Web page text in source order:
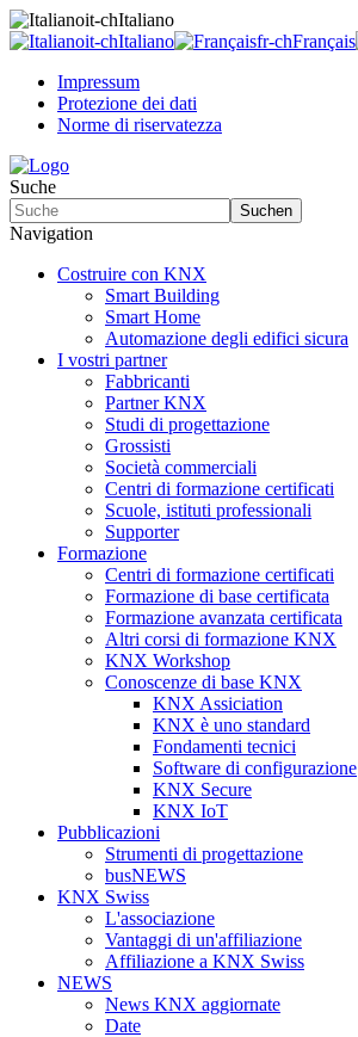
it-chItaliano
it-chItaliano fr-chFrançais
Impressum
Protezione dei dati
Norme di riservatezza
Suche
Suchen
Navigation
Costruire con KNX
Smart Building
Smart Home
Automazione degli edifici sicura
I vostri partner
Fabbricanti
Partner KNX
Studi di progettazione
Grossisti
Società commerciali
Centri di formazione certificati
Scuole, istituti professionali
Supporter
Formazione
Centri di formazione certificati
Formazione di base certificata
Formazione avanzata certificata
Altri corsi di formazione KNX
KNX Workshop
Conoscenze di base KNX
KNX Assiciation
KNX è uno standard
Fondamenti tecnici
Software di configurazione
KNX Secure
KNX IoT
Pubblicazioni
Strumenti di progettazione
busNEWS
KNX Swiss
L'associazione
Vantaggi di un'affiliazione
Affiliazione a KNX Swiss
NEWS
News KNX aggiornate
Date